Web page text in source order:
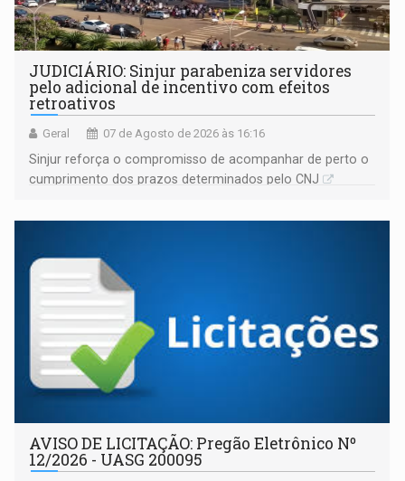
JUDICIÁRIO: Sinjur parabeniza servidores
pelo adicional de incentivo com efeitos
retroativos
Geral 07 de Agosto de 2026 às 16:16
Sinjur reforça o compromisso de acompanhar de perto o
cumprimento dos prazos determinados pelo CNJ
AVISO DE LICITAÇÃO: Pregão Eletrônico Nº
12/2026 - UASG 200095